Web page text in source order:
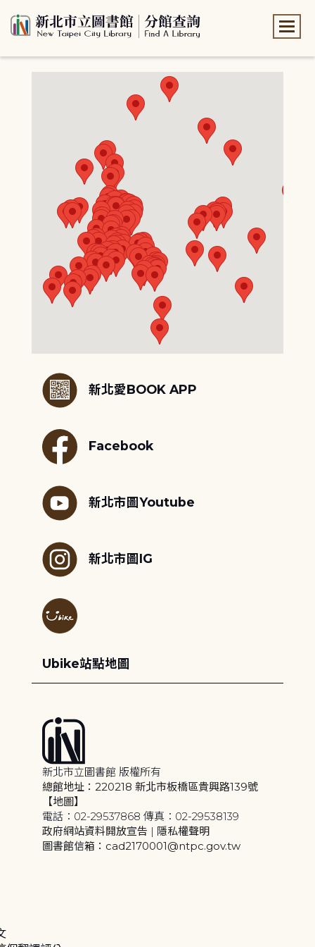
新北愛BOOK APP
Facebook
新北市圖Youtube
新北市圖IG
Ubike站點地圖
新北市立圖書館 版權所有
總館地址：220218 新北市板橋區貴興路139號
【地圖】
電話：02-29537868 傳真：02-29538139
政府網站資料開放宣告 | 隱私權聲明
圖書館信箱：cad2170001@ntpc.gov.tw